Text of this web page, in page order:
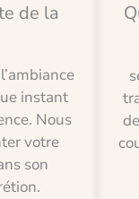
de la
instant
Nous
votre
son